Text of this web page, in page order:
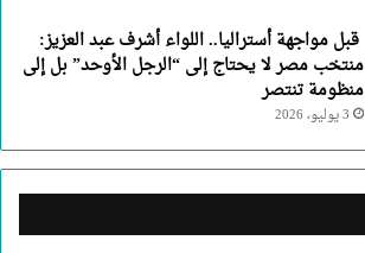
قبل مواجهة أستراليا.. اللواء أشرف عبد العزيز:
منتخب مصر لا يحتاج إلى “الرجل الأوحد” بل إلى
منظومة تنتصر
3 يوليو، 2026